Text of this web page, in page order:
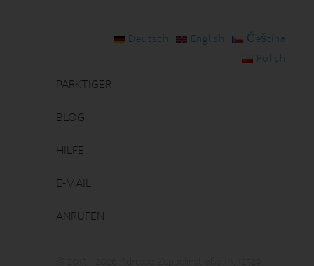
Deutsch English
Čeština
Polish
PARKTIGER
BLOG
HILFE
E-MAIL
ANRUFEN